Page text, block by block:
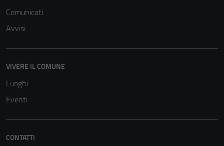
Comunicati
Avvisi
VIVERE IL COMUNE
Luoghi
Eventi
CONTATTI